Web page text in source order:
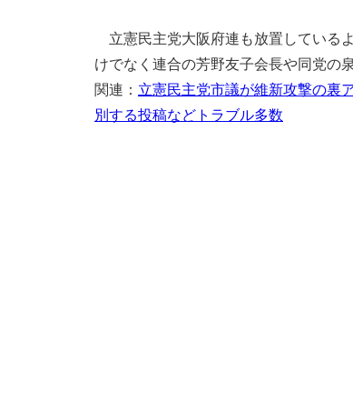
立憲民主党大阪府連も放置している
けでなく連合の芳野友子会長や同党の
関連： 立憲民主党市議が維新攻撃の裏
別する投稿などトラブル多数